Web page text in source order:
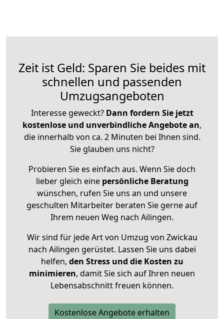
Zeit ist Geld: Sparen Sie beides mit
schnellen und passenden
Umzugsangeboten
Interesse geweckt? Dann fordern Sie jetzt
kostenlose und unverbindliche Angebote an,
die innerhalb von ca. 2 Minuten bei Ihnen sind.
Sie glauben uns nicht?
Probieren Sie es einfach aus. Wenn Sie doch
lieber gleich eine persönliche Beratung
wünschen, rufen Sie uns an und unsere
geschulten Mitarbeiter beraten Sie gerne auf
Ihrem neuen Weg nach Ailingen.
Wir sind für jede Art von Umzug von Zwickau
nach Ailingen gerüstet. Lassen Sie uns dabei
helfen, den Stress und die Kosten zu
minimieren, damit Sie sich auf Ihren neuen
Lebensabschnitt freuen können.
Kostenlose Angebote erhalten